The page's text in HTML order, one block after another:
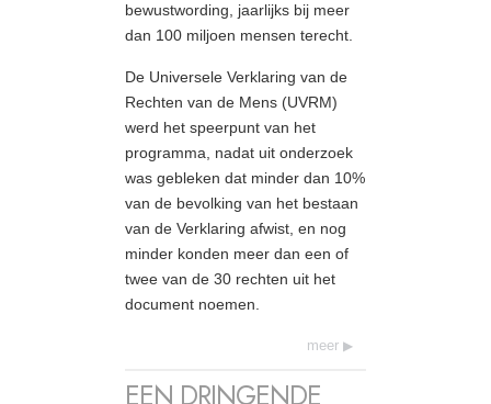
bewustwording, jaarlijks bij meer
dan 100 miljoen mensen terecht.
De Universele Verklaring van de
Rechten van de Mens (UVRM)
werd het speerpunt van het
programma, nadat uit onderzoek
was gebleken dat minder dan 10%
van de bevolking van het bestaan
van de Verklaring afwist, en nog
minder konden meer dan een of
twee van de 30 rechten uit het
document noemen.
meer
EEN DRINGENDE